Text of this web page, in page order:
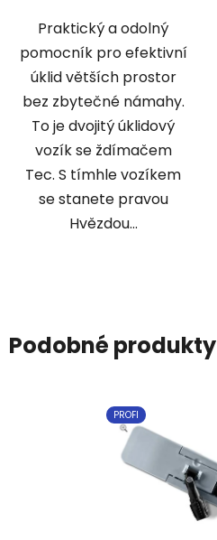
Praktický a odolný
pomocník pro efektivní
úklid větších prostor
bez zbytečné námahy.
To je dvojitý úklidový
vozík se ždímačem
Tec. S tímhle vozíkem
se stanete pravou
Hvězdou...
Podobné produkty
PROFI